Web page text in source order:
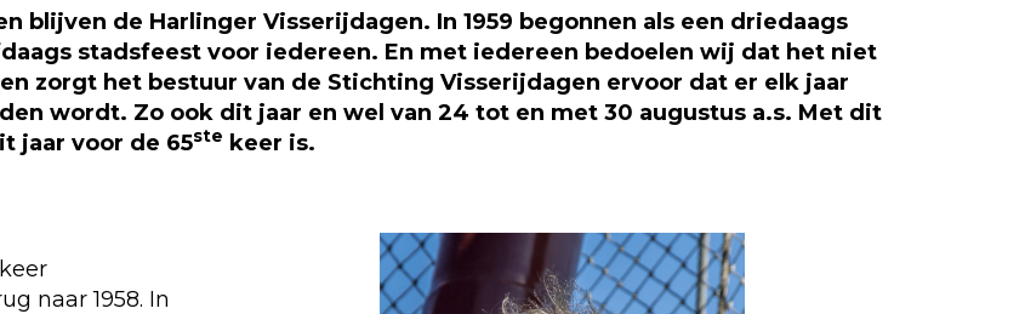
blijven de Harlinger Visserijdagen. In 1959 begonnen als een driedaags
stadsfeest voor iedereen. En met iedereen bedoelen wij dat het niet
zorgt het bestuur van de Stichting Visserijdagen ervoor dat er elk jaar
wordt. Zo ook dit jaar en wel van 24 tot en met 30 augustus a.s. Met dit
jaar voor de 65ste keer is.
naar 1958. In